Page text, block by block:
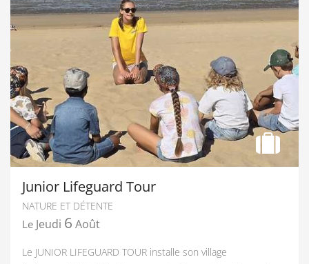
Junior Lifeguard Tour
NATURE ET DÉTENTE
Le Jeudi 6 Août
Le JUNIOR LIFEGUARD TOUR installe son village